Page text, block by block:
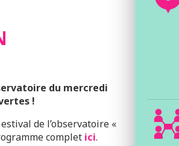
du mercredi
!
de l’observatoire «
complet ici.